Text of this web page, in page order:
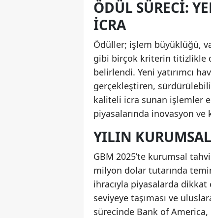
ÖDÜL SÜRECI:
İCRA
Ödüller; işlem büyüklüğü,
gibi birçok kriterin titizlikle
belirlendi. Yeni yatırımcı
gerçekleştiren,
kaliteli icra sunan işlemler
piyasalarında inovasyon
YILIN
GBM 2025’te kurumsal
milyon dolar tutarında
ihracıyla piyasalarda
seviyeye taşıması ve
sürecinde Bank of America,